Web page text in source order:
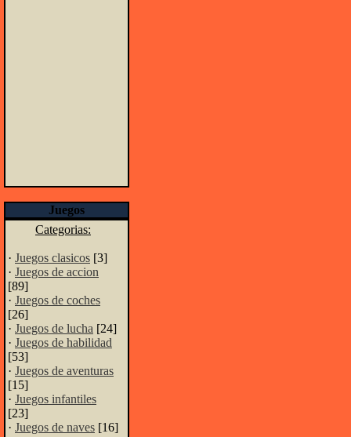
Juegos
Categorias:
· Juegos clasicos [3]
· Juegos de accion
[89]
· Juegos de coches
[26]
· Juegos de lucha [24]
· Juegos de habilidad
[53]
· Juegos de aventuras
[15]
· Juegos infantiles
[23]
· Juegos de naves [16]